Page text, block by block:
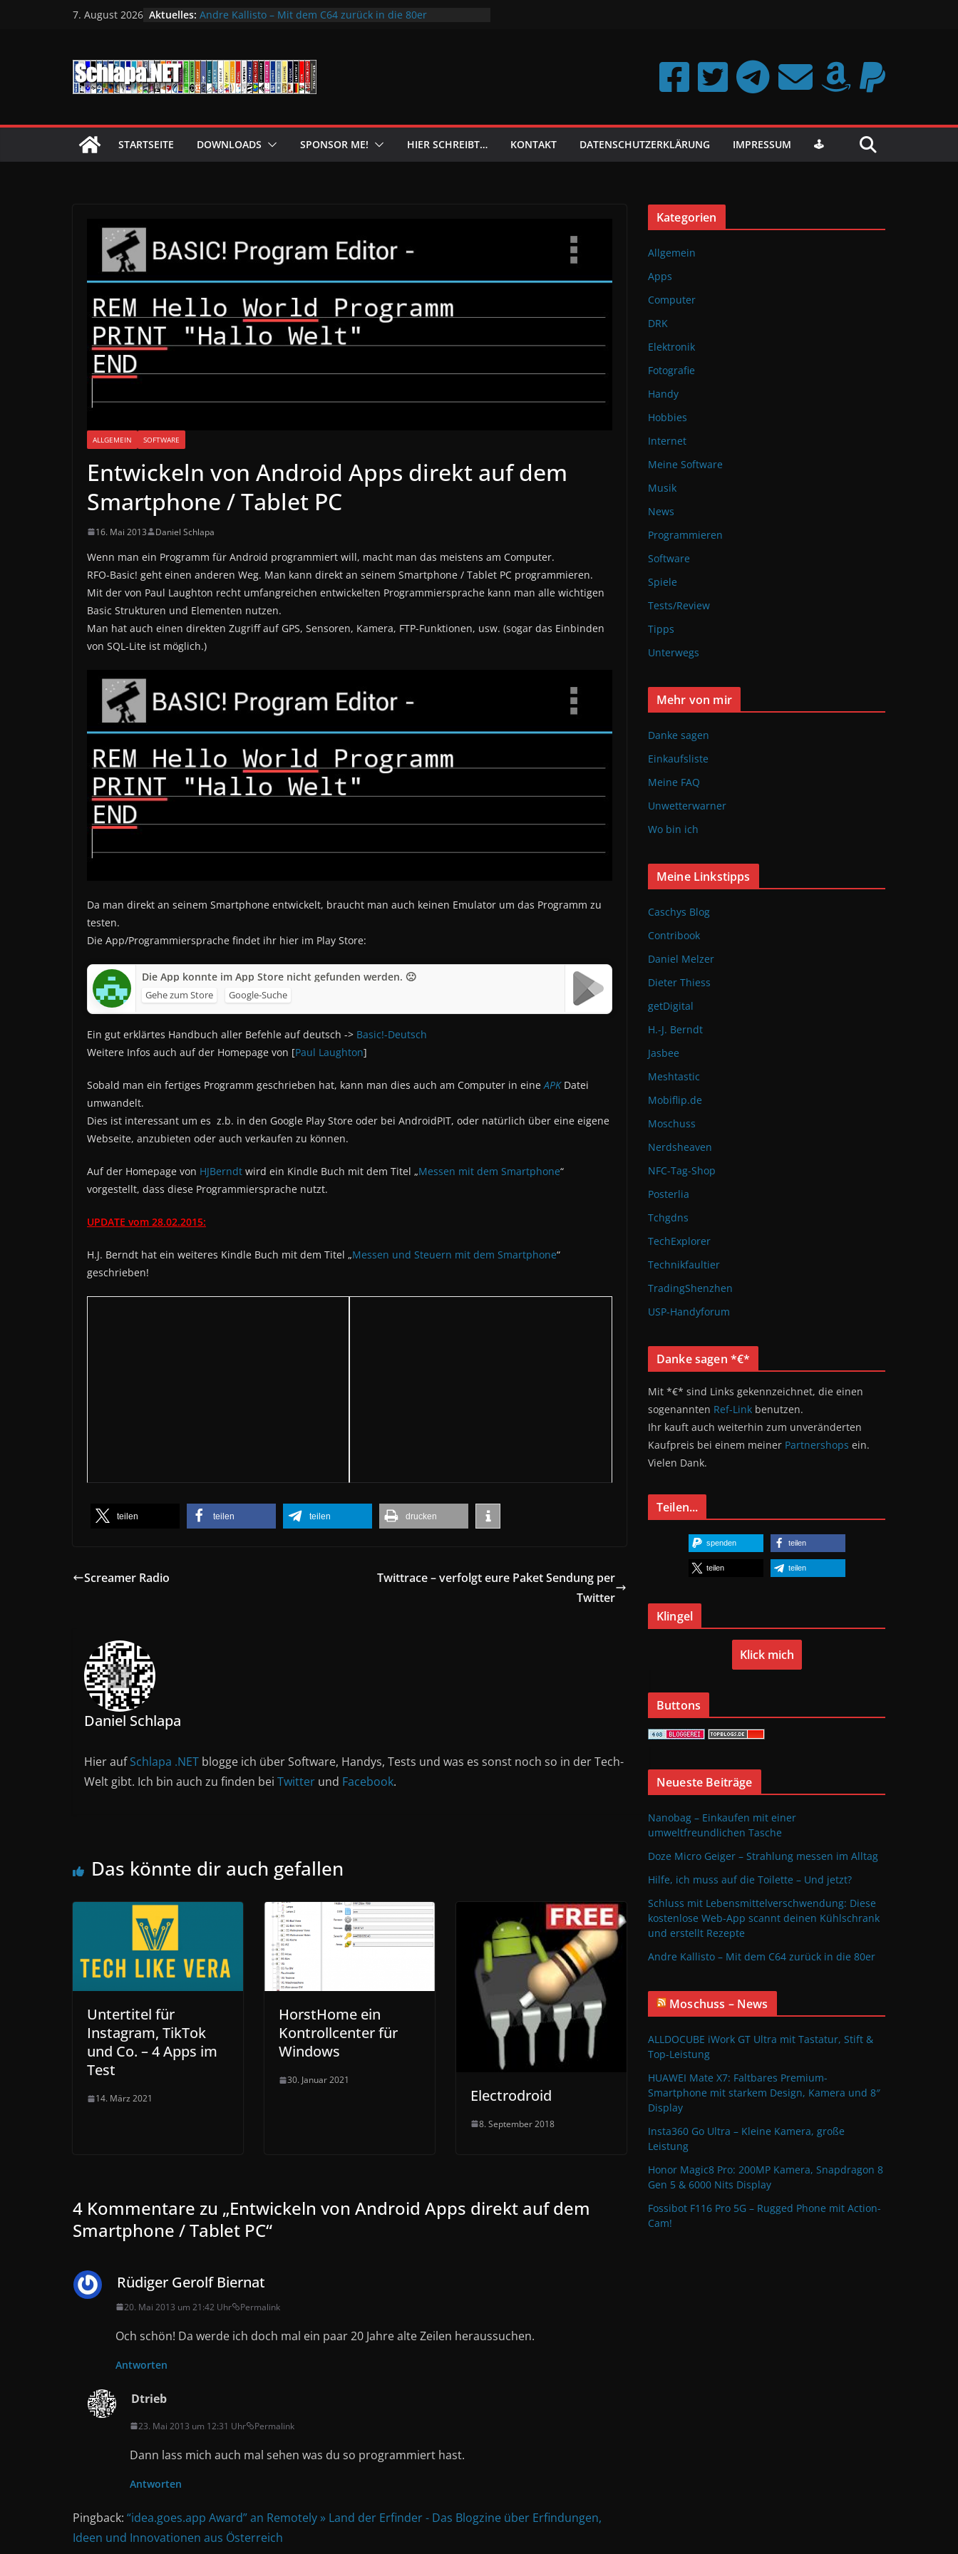
7. August 2026 Aktuelles: Andre Kallisto – Mit dem C64 zurück in die 80er
Hilfe, ich muss auf die Toilette – Und jetzt?
Schluss mit Lebensmittelverschwendung: Diese kostenlose
Web-App scannt deinen Kühlschrank und erstellt Rezepte
STARTSEITE DOWNLOADS SPONSOR ME! HIER SCHREIBT… KONTAKT DATENSCHUTZERKLÄRUNG IMPRESSUM 🕹️
ALLGEMEIN SOFTWARE
Entwickeln von Android Apps direkt auf dem
Smartphone / Tablet PC
16. Mai 2013 Daniel Schlapa
Wenn man ein Programm für Android programmiert will, macht man das meistens am Computer.
RFO-Basic! geht einen anderen Weg. Man kann direkt an seinem Smartphone / Tablet PC programmieren.
Mit der von Paul Laughton recht umfangreichen entwickelten Programmiersprache kann man alle wichtigen
Basic Strukturen und Elementen nutzen.
Man hat auch einen direkten Zugriff auf GPS, Sensoren, Kamera, FTP-Funktionen, usw. (sogar das Einbinden
von SQL-Lite ist möglich.)
Da man direkt an seinem Smartphone entwickelt, braucht man auch keinen Emulator um das Programm zu
testen.
Die App/Programmiersprache findet ihr hier im Play Store:
Die App konnte im App Store nicht gefunden werden. 🙁
Gehe zum Store Google-Suche
Ein gut erklärtes Handbuch aller Befehle auf deutsch -> Basic!-Deutsch
Weitere Infos auch auf der Homepage von [Paul Laughton]
Sobald man ein fertiges Programm geschrieben hat, kann man dies auch am Computer in eineAPKDatei
umwandelt.
Dies ist interessant um es z.b. in den Google Play Store oder bei AndroidPIT, oder natürlich über eine eigene
Webseite, anzubieten oder auch verkaufen zu können.
Auf der Homepage von HJBerndt wird ein Kindle Buch mit dem Titel „Messen mit dem Smartphone“
vorgestellt, dass diese Programmiersprache nutzt.
UPDATE vom 28.02.2015:
H.J. Berndt hat ein weiteres Kindle Buch mit dem Titel „Messen und Steuern mit dem Smartphone“
geschrieben!
teilen teilen teilen drucken
Screamer Radio
Twittrace – verfolgt eure Paket Sendung per
Twitter
Daniel Schlapa
Hier aufSchlapa .NETblogge ich über Software, Handys, Tests und was es sonst noch so in der Tech-
Welt gibt. Ich bin auch zu finden bei Twitterund Facebook.
Das könnte dir auch gefallen
Untertitel für
Instagram, TikTok
und Co. – 4 Apps im
Test
14. März 2021
HorstHome ein
Kontrollcenter für
Windows
30. Januar 2021
Electrodroid
8. September 2018
4 Kommentare zu „Entwickeln von Android Apps direkt auf dem
Smartphone / Tablet PC“
Rüdiger Gerolf Biernat
20. Mai 2013 um 21:42 Uhr Permalink
Och schön! Da werde ich doch mal ein paar 20 Jahre alte Zeilen heraussuchen.
Antworten
Dtrieb
23. Mai 2013 um 12:31 Uhr Permalink
Dann lass mich auch mal sehen was du so programmiert hast.
Antworten
Pingback: “idea.goes.app Award” an Remotely » Land der Erfinder - Das Blogzine über Erfindungen,
Ideen und Innovationen aus Österreich
Kategorien
Allgemein
Apps
Computer
DRK
Elektronik
Fotografie
Handy
Hobbies
Internet
Meine Software
Musik
News
Programmieren
Software
Spiele
Tests/Review
Tipps
Unterwegs
Mehr von mir
Danke sagen
Einkaufsliste
Meine FAQ
Unwetterwarner
Wo bin ich
Meine Linkstipps
Caschys Blog
Contribook
Daniel Melzer
Dieter Thiess
getDigital
H.-J. Berndt
Jasbee
Meshtastic
Mobiflip.de
Moschuss
Nerdsheaven
NFC-Tag-Shop
Posterlia
Tchgdns
TechExplorer
Technikfaultier
TradingShenzhen
USP-Handyforum
Danke sagen *€*
Mit *€* sind Links gekennzeichnet, die einen
sogenannten Ref-Link benutzen.
Ihr kauft auch weiterhin zum unveränderten
Kaufpreis bei einem meiner Partnershops ein.
Vielen Dank.
Teilen...
spenden teilen
teilen teilen
Klingel
Klick mich
Buttons
Neueste Beiträge
Nanobag – Einkaufen mit einer
umweltfreundlichen Tasche
Doze Micro Geiger – Strahlung messen im Alltag
Hilfe, ich muss auf die Toilette – Und jetzt?
Schluss mit Lebensmittelverschwendung: Diese
kostenlose Web-App scannt deinen Kühlschrank
und erstellt Rezepte
Andre Kallisto – Mit dem C64 zurück in die 80er
Moschuss – News
ALLDOCUBE iWork GT Ultra mit Tastatur, Stift &
Top-Leistung
HUAWEI Mate X7: Faltbares Premium-
Smartphone mit starkem Design, Kamera und 8″
Display
Insta360 Go Ultra – Kleine Kamera, große
Leistung
Honor Magic8 Pro: 200MP Kamera, Snapdragon 8
Gen 5 & 6000 Nits Display
Fossibot F116 Pro 5G – Rugged Phone mit Action-
Cam!